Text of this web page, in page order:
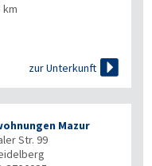
km
zur Unterkunft 
Mazur
Str. 99